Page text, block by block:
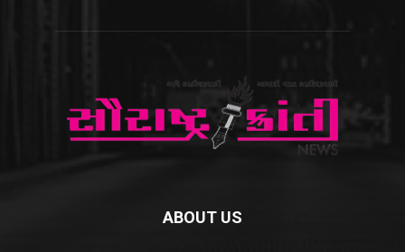
ABOUT US